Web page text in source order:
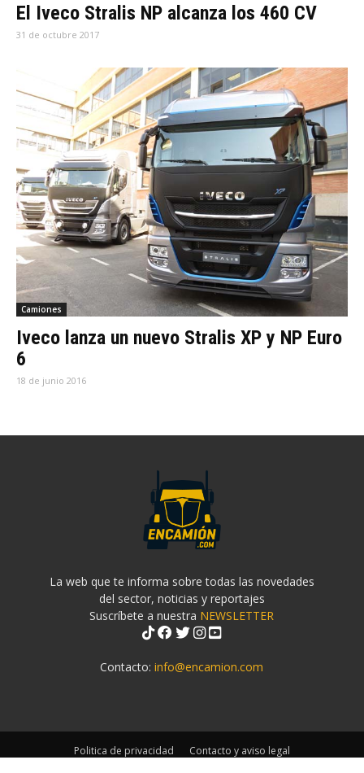
El Iveco Stralis NP alcanza los 460 CV
31 de octubre 2017
Camiones
Iveco lanza un nuevo Stralis XP y NP Euro
6
18 de junio 2016
La web que te informa sobre todas las novedades
del sector, noticias y reportajes
Suscríbete a nuestra NEWSLETTER
Contacto:info@encamion.com
Politica de privacidad Contacto y aviso legal